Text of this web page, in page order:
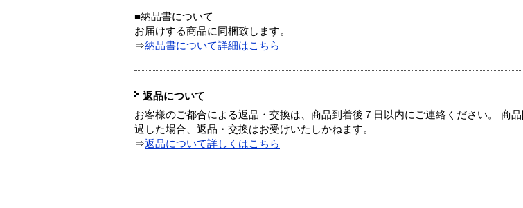
■納品書について
お届けする商品に同梱致します。
⇒納品書について詳細はこちら
返品について
お客様のご都合による返品・交換は、商品到着後７日以内にご連絡ください。 商
過した場合、返品・交換はお受けいたしかねます。
⇒返品について詳しくはこちら